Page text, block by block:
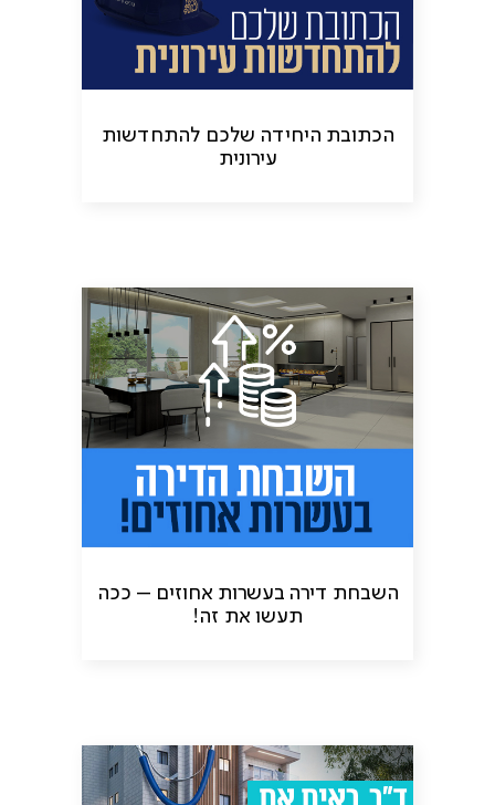
הכתובת היחידה שלכם להתחדשות
עירונית
השבחת דירה בעשרות אחוזים – ככה
תעשו את זה!